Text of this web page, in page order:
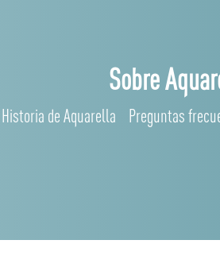
Sobre
Historia de Aquarella Preguntas